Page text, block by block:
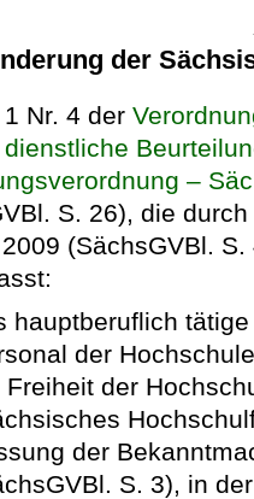
der
1 Nr. 4 der
–
S. 26), die
(SächsGVBl.
hauptberuflich
der
Freiheit der
der
S. 3), in